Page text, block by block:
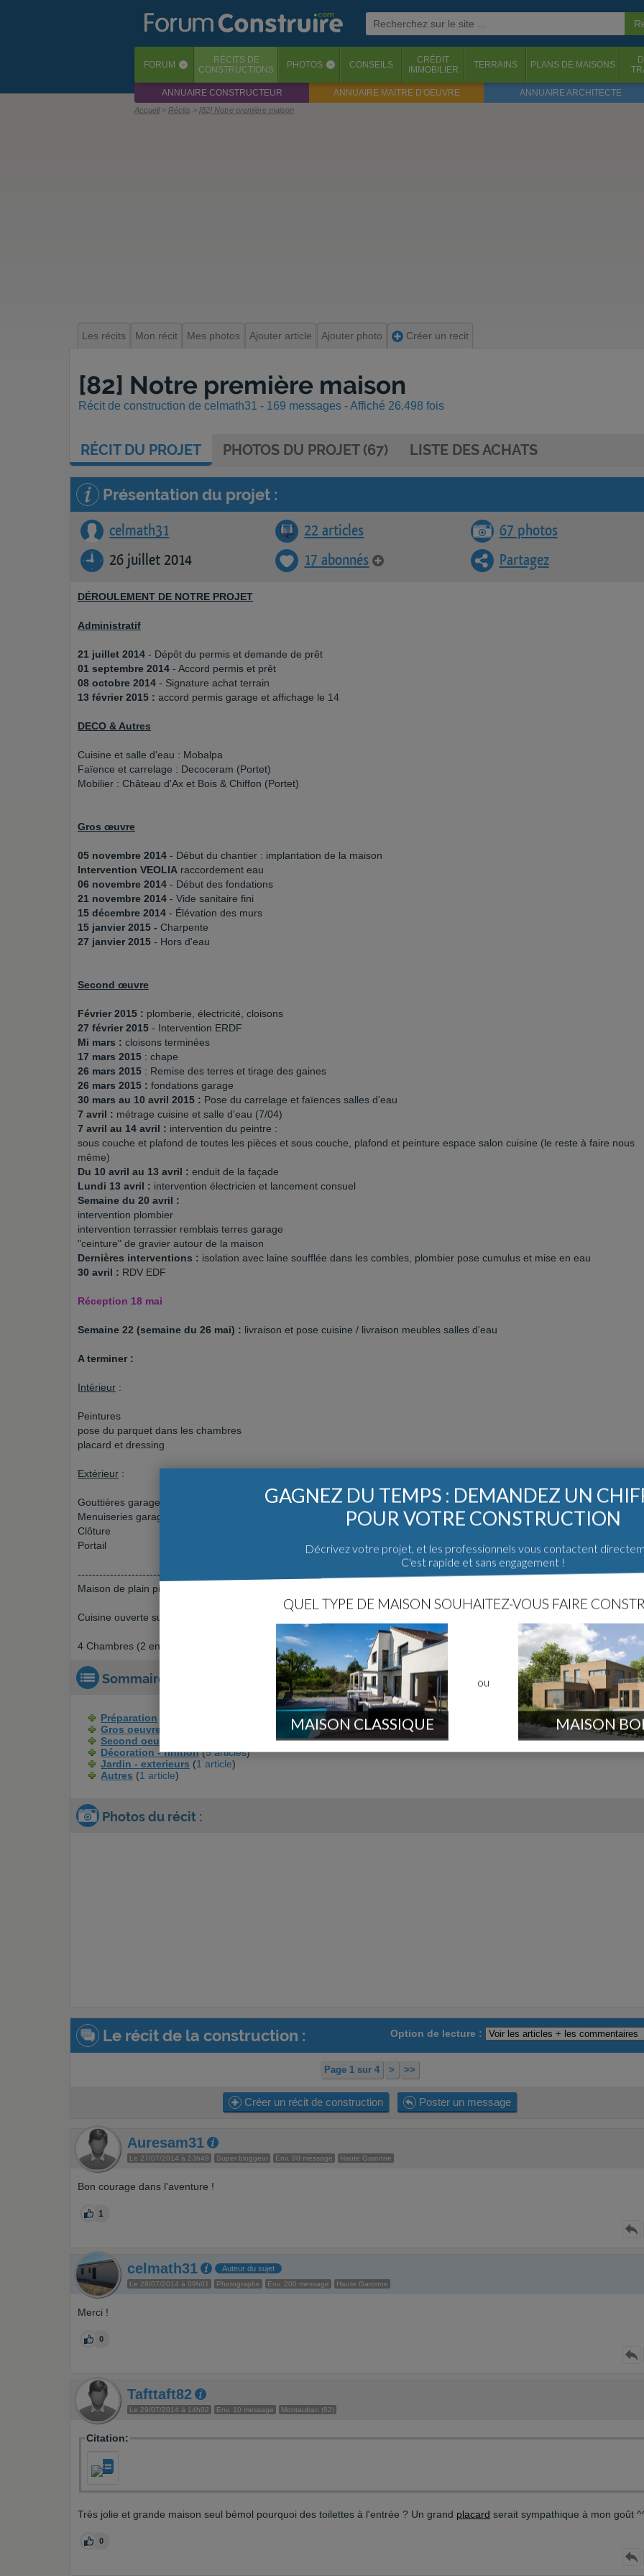
FORUM ‹ RÉCITS DE
CONSTRUCTIONS
PHOTOS ‹ CONSEILS
CRÉDIT
IMMOBILIER
TERRAINS PLANS DE MAISONS
ANNUAIRE CONSTRUCTEUR ANNUAIRE MAITRE D'OEUVRE ANNUAIRE ARCHITECTE
Accueil Récits [82] Notre première maison
Les récits Mon récit Mes photos Ajouter article Ajouter photo Créer un recit
[82] Notre première maison
Récit de construction de celmath31 - 169 messages - Affiché 26.498 fois
RÉCITDU PROJET PHOTOS DU PROJET (67) LISTE DES ACHATS
Présentation du projet :
celmath31 22 articles
67 photos
26 juillet 2014
17 abonnés Partagez
DÉROULEMENT DE NOTRE PROJET
Administratif
21 juillet 2014 - Dépôt du permis et demande de prêt
01 septembre 2014 - Accord permis et prêt
08 octobre 2014 - Signature achat terrain
13 février 2015 : accord permis garage et affichage le 14
DECO & Autres
Cuisine et salle d'eau : Mobalpa
Faïence et carrelage : Decoceram (Portet)
Mobilier : Château d'Ax et Bois & Chiffon (Portet)
Gros œuvre
05 novembre 2014 - Début du chantier : implantation de la maison
Intervention VEOLIA raccordement eau
06 novembre 2014 - Début des fondations
21 novembre 2014 - Vide sanitaire fini
15 décembre 2014 - Élévation des murs
15 janvier 2015 - Charpente
27 janvier 2015 - Hors d'eau
Second œuvre
Février 2015 : plomberie, électricité, cloisons
27 février 2015 - Intervention ERDF
Mi mars : cloisons terminées
17 mars 2015 : chape
26 mars 2015 : Remise des terres et tirage des gaines
26 mars 2015 : fondations garage
30 mars au 10 avril 2015 : Pose du carrelage et faïences salles d'eau
7 avril : métrage cuisine et salle d'eau (7/04)
7 avril au 14 avril : intervention du peintre :
sous couche et plafond de toutes les pièces et sous couche, plafond et peinture espace salon cuisine (le reste à faire nous
même)
Du 10 avril au 13 avril : enduit de la façade
Lundi 13 avril : intervention électricien et lancement consuel
Semaine du 20 avril :
intervention plombier
intervention terrassier remblais terres garage
"ceinture" de gravier autour de la maison
Dernières interventions : isolation avec laine soufflée dans les combles, plombier pose cumulus et mise en eau
30 avril : RDV EDF
Réception 18 mai
Semaine 22 (semaine du 26 mai) : livraison et pose cuisine / livraison meubles salles d'eau
A terminer :
Intérieur :
Peintures
pose du parquet dans les chambres
placard et dressing
Extérieur :
Gouttières garage
Menuiseries garage
Clôture
Portail
----------------------------------------------------------
Maison de plain pied de 129 m²qui se décompose ainsi (terrain de 1175 m²):
Cuisine ouverte sur salon / séjour (cuisine 11,08 m² et salon de 37,87 m²) et Cellier
4 Chambres (2 enfants, 1 suite parentale, 1 bureau / chambre amis) - 2 salles d'eau - 2 wc
Sommaire du récit :
Préparation
Gros oeuvre
Second oeuvre
Décoration - finition(5 articles)
Jardin - exterieurs (1 article)
Autres (1 article)
Photos du récit :
Option de lecture :
Le récit de la construction :
Page 1 sur 4 > >>
Créer un récit de construction Poster un message
Auresam31
Le 27/07/2014 à 23h49 Super bloggeur Env. 80 message Haute Garonne
Bon courage dans l'aventure !
1
celmath31 Auteur du sujet
Le 28/07/2014 à 09h01 Photographe Env. 200 message Haute Garonne
Merci !
0
Tafttaft82
Le 29/07/2014 à 14h02 Env. 10 message Montauban (82)
Citation:
Très jolie et grande maison seul bémol pourquoi des toilettes à l'entrée ? Un grand placard serait sympathique à mon goût
0
GAGNEZ DU TEMPS : DEMANDEZ UN
POUR VOTRE CONSTRUCTION
Décrivez votre projet, et les professionnels vous contactent
C'est rapide et sans engagement !
QUEL TYPE DE MAISON SOUHAITEZ-VOUS FAIRE
MAISON CLASSIQUE
ou
MAISON